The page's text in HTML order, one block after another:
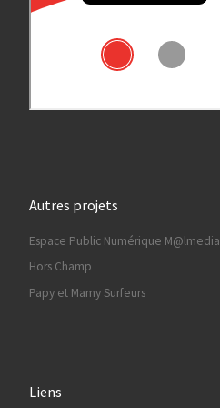
Autres projets
Espace Public Numérique M@lmedia
Hors Champ
Papy et Mamy Surfeurs
Liens